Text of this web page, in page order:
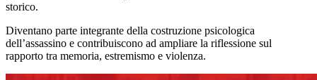
storico.
Diventano parte integrante della costruzione psicologica
dell’assassino e contribuiscono ad ampliare la riflessione sul
rapporto tra memoria, estremismo e violenza.